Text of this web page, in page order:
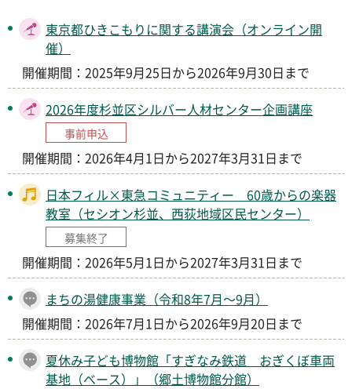
東京都ひきこもりに関する講演会（オンライン開
催）
開催期間：2025年9月25日から2026年9月30日まで
2026年度杉並区シルバー人材センター企画講座
事前申込
開催期間：2026年4月1日から2027年3月31日まで
日本フィル×東急コミュニティー 60歳からの楽器
教室（セシオン杉並、西荻地域区民センター）
募集終了
開催期間：2026年5月1日から2027年3月31日まで
まちの湯健康事業（令和8年7月～9月）
開催期間：2026年7月1日から2026年9月20日まで
夏休み子ども博物館「すぎなみ鉄道 おぎくぼ車両
基地（ベース）」（郷土博物館分館）